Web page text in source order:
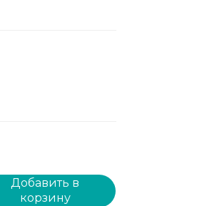
Добавить в
корзину